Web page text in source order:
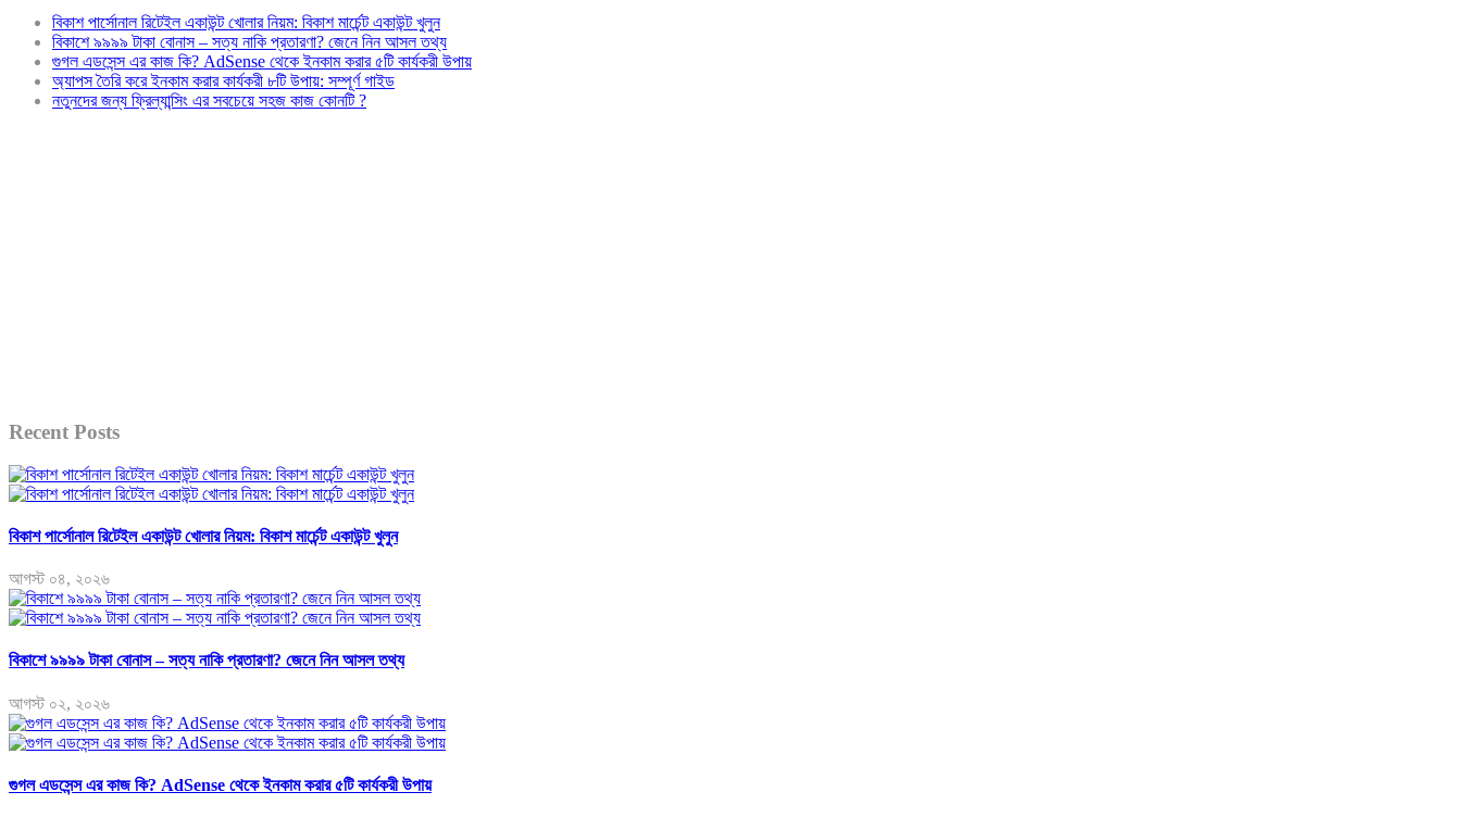
বিকাশ পার্সোনাল রিটেইল একাউন্ট খোলার নিয়ম: বিকাশ মার্চেন্ট একাউন্ট খুলুন
বিকাশে ৯৯৯৯ টাকা বোনাস – সত্য নাকি প্রতারণা? জেনে নিন আসল তথ্য
গুগল এডসেন্স এর কাজ কি? AdSense থেকে ইনকাম করার ৫টি কার্যকরী উপায়
অ্যাপস তৈরি করে ইনকাম করার কার্যকরী ৮টি উপায়: সম্পূর্ণ গাইড
নতুনদের জন্য ফ্রিল্যান্সিং এর সবচেয়ে সহজ কাজ কোনটি ?
Recent Posts
বিকাশ পার্সোনাল রিটেইল একাউন্ট খোলার নিয়ম: বিকাশ মার্চেন্ট একাউন্ট খুলুন
আগস্ট ০৪, ২০২৬
বিকাশে ৯৯৯৯ টাকা বোনাস – সত্য নাকি প্রতারণা? জেনে নিন আসল তথ্য
আগস্ট ০২, ২০২৬
গুগল এডসেন্স এর কাজ কি? AdSense থেকে ইনকাম করার ৫টি কার্যকরী উপায়